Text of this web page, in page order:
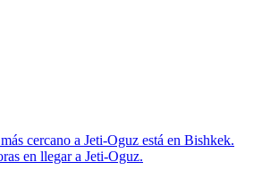
cercano a Jeti-Oguz está en Bishkek.
en llegar a Jeti-Oguz.